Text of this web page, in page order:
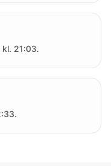
21:03.